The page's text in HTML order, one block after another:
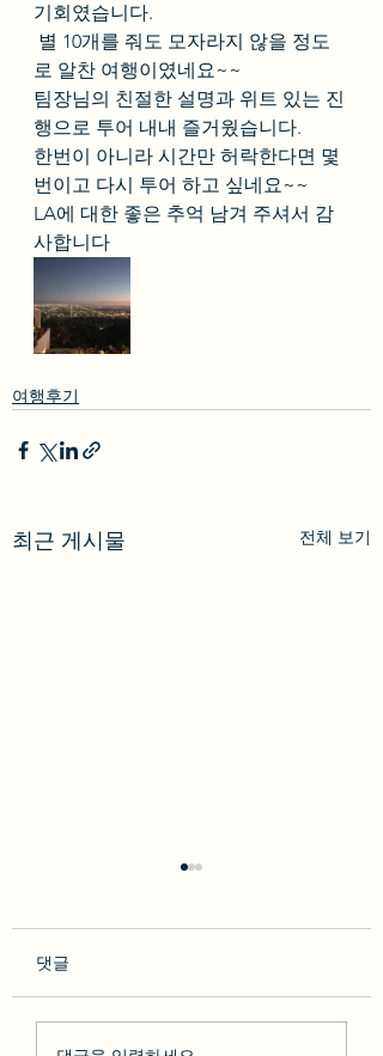
기회였습니다.
로 알찬 여행이였네요~~
팀장님의 친절한 설명과 위트 있는 진
행으로 투어 내내 즐거웠습니다.
한번이 아니라 시간만 허락한다면 몇
번이고 다시 투어 하고 싶네요~~
LA에 대한 좋은 추억 남겨 주셔서 감
사합니다
여행후기
최근 게시물 전체 보기
so********* 2023-02-10
댓글